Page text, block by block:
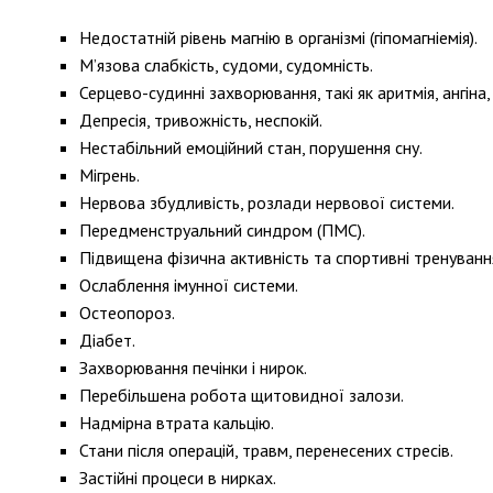
Недостатній рівень магнію в організмі (гіпомагніемія).
М’язова слабкість, судоми, судомність.
Серцево-судинні захворювання, такі як аритмія, ангіна,
Депресія, тривожність, неспокій.
Нестабільний емоційний стан, порушення сну.
Мігрень.
Нервова збудливість, розлади нервової системи.
Передменструальний синдром (ПМС).
Підвищена фізична активність та спортивні
Ослаблення імунної системи.
Остеопороз.
Діабет.
Захворювання печінки і нирок.
Перебільшена робота щитовидної залози.
Надмірна втрата кальцію.
Стани після операцій, травм, перенесених стресів.
Застійні процеси в нирках.